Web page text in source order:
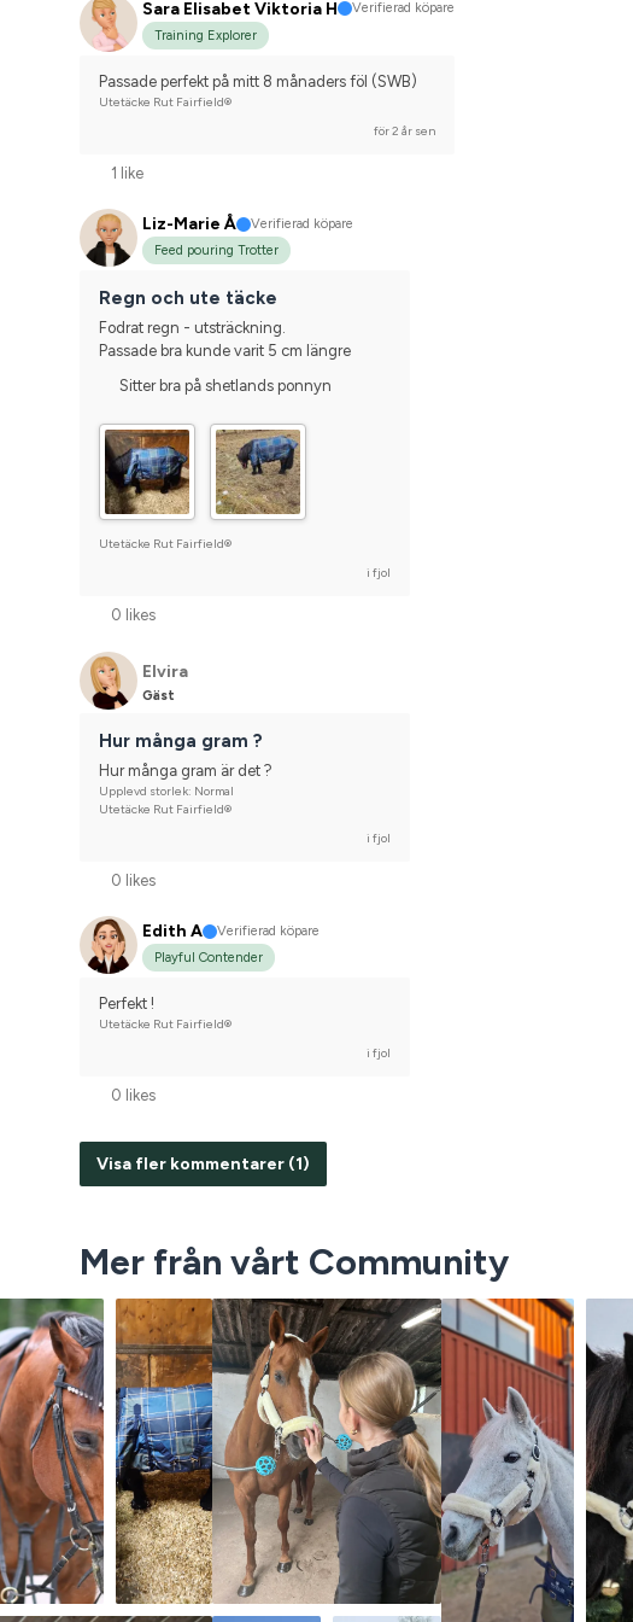
Sara Elisabet Viktoria H
Verifierad köpare
Training Explorer
Passade perfekt på mitt 8 månaders föl (SWB)
Utetäcke Rut Fairfield®
för 2 år sen
1 like
Liz-Marie Å
Verifierad köpare
Feed pouring Trotter
Regn och ute täcke
Fodrat regn - utsträckning.
Passade bra kunde varit 5 cm längre
Sitter bra på shetlands ponnyn
Utetäcke Rut Fairfield®
i fjol
0 likes
Elvira
Gäst
Hur många gram ?
Hur många gram är det ?
Upplevd storlek: Normal
Utetäcke Rut Fairfield®
i fjol
0 likes
Edith A
Verifierad köpare
Playful Contender
Perfekt !
Utetäcke Rut Fairfield®
i fjol
0 likes
Visa fler kommentarer (1)
Mer från vårt Community